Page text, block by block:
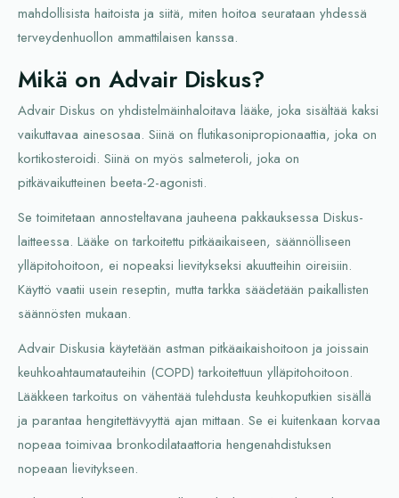
mahdollisista haitoista ja siitä, miten hoitoa seurataan yhdessä
terveydenhuollon ammattilaisen kanssa.
Mikä on Advair Diskus?
Advair Diskus on yhdistelmäinhaloitava lääke, joka sisältää kaksi
vaikuttavaa ainesosaa. Siinä on flutikasonipropionaattia, joka on
kortikosteroidi. Siinä on myös salmeteroli, joka on
pitkävaikutteinen beeta-2-agonisti.
Se toimitetaan annosteltavana jauheena pakkauksessa Diskus-
laitteessa. Lääke on tarkoitettu pitkäaikaiseen, säännölliseen
ylläpitohoitoon, ei nopeaksi lievitykseksi akuutteihin oireisiin.
Käyttö vaatii usein reseptin, mutta tarkka säädetään paikallisten
säännösten mukaan.
Advair Diskusia käytetään astman pitkäaikaishoitoon ja joissain
keuhkoahtaumatauteihin (COPD) tarkoitettuun ylläpitohoitoon.
Lääkkeen tarkoitus on vähentää tulehdusta keuhkoputkien sisällä
ja parantaa hengitettävyyttä ajan mittaan. Se ei kuitenkaan korvaa
nopeaa toimivaa bronkodilataattoria hengenahdistuksen
nopeaan lievitykseen.